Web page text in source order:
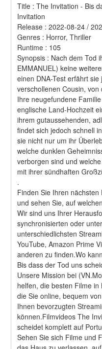
Title : The Invitation - Bis
Invitation
Release : 2022-08-24 /
Genres : Horror, Thriller
Runtime : 105
Synopsis : Nach dem Tod
EMMANUEL) keine
einen DNA-Test erfährt
verschollenen Cousin,
Ihre neugefundene
englische Land-Hochzeit
ihrem gutaussehenden,
findet sich jedoch schnell
sie nicht nur um ihr
welche dunklen
verborgen sind und
mit ihrer sündhaften
.
Finden Sie Ihren
und sehen Sie, auf
Wir sind uns Ihrer
synchronisierten oder
unterschiedlichsten
YouTube, Amazon Prime
anderen zu finden.Wo
Bis dass der Tod uns
Unsere Mission bei
helfen, die besten Filme
die Sie online, bequem
Ihnen bevorzugten
können.Filmvideos The
scheidet komplett auf
Sehen Sie sich Filme und